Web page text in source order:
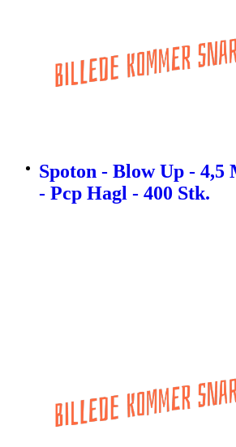
Spoton - Blow Up - 4,5
- Pcp Hagl - 400 Stk.